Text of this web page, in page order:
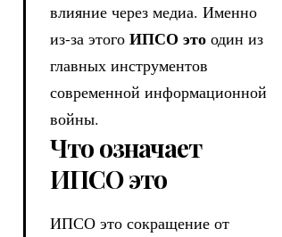
влияние через медиа. Именно
из-за этогоИПСО это один из
главных инструментов
современной информационной
войны.
Что означает
ИПСО это
ИПСО это сокращение от